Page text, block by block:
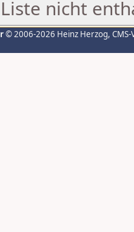
nicht
© 2006-2026 Heinz Herzog,